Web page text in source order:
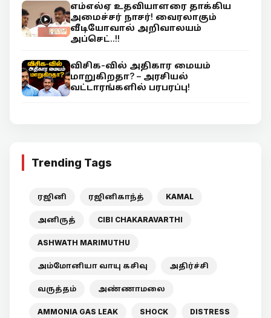
எம்எல்ஏ உதவியாளரை தாக்கிய
அமைச்சர் நாசர்! வைரலாகும்
வீடியோவால் அறிவாலயம்
அப்செட்..!!
விசிக-வில் அதிகார மையம்
மாறுகிறதா? – அரசியல்
வட்டாரங்களில் பரபரப்பு!
Trending Tags
ரஜினி ரஜினிகாந்த் KAMAL
அனிருத் CIBI CHAKARAVARTHI
ASHWATH MARIMUTHU
அம்மோனியா வாயு கசிவு அதிர்ச்சி
வருத்தம் அண்ணாமலை
AMMONIA GAS LEAK SHOCK DISTRESS